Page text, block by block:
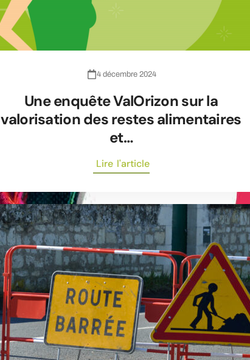
4 décembre 2024
Une enquête ValOrizon sur la
valorisation des restes alimentaires
et…
Lire l'article